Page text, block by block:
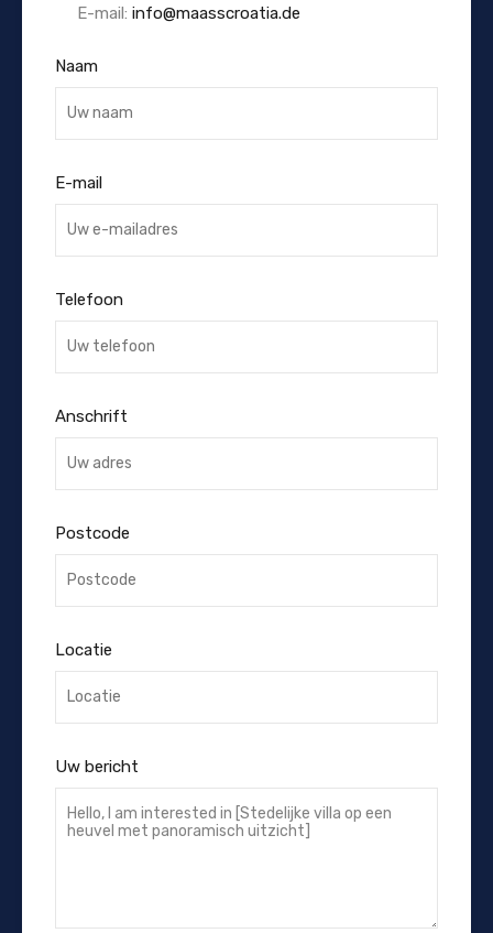
E-mail: info@maasscroatia.de
Naam
E-mail
Telefoon
Anschrift
Postcode
Locatie
Uw bericht